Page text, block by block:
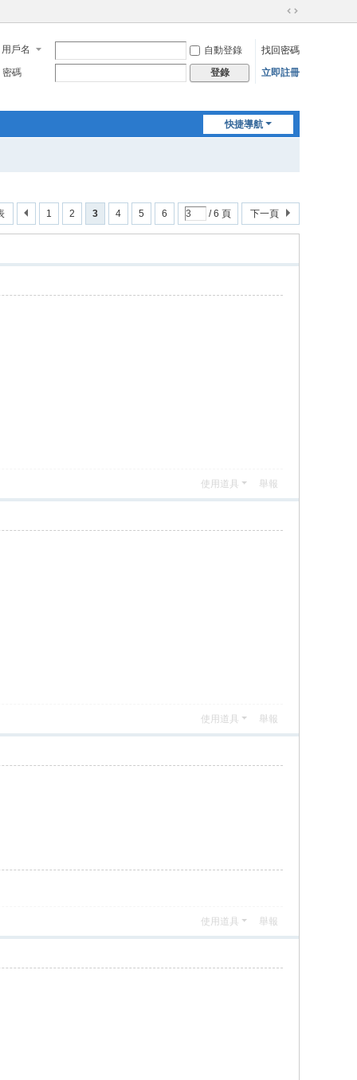
切
到
寬
用戶名 自動登錄
找回密碼
密碼
登錄 立即註冊
快捷導航
1 2 3 4 5 6 / 6 頁 下一頁
使用道具 舉報
使用道具 舉報
使用道具 舉報